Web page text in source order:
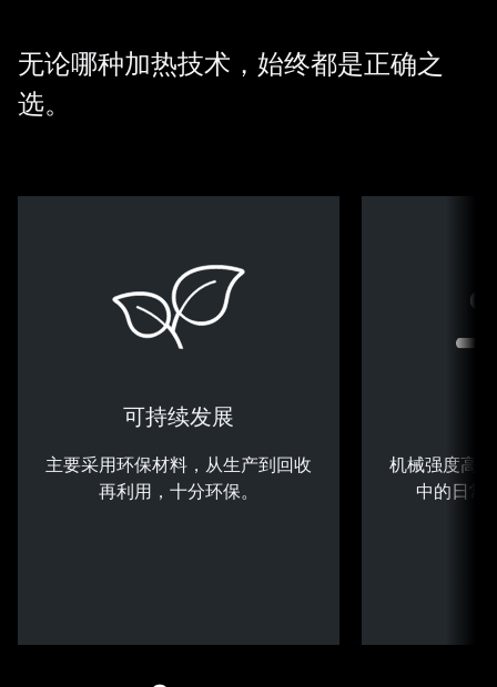
无论哪种加热技术，始终都是正确之
选。
可持续发展
主要采用环保材料，从生产到回收
再利用，十分环保。
机械强度高
中的日常